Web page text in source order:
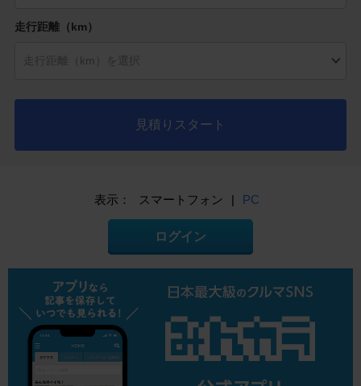
走行距離（km）
見積りスタート
表示： スマートフォン | PC
ログイン